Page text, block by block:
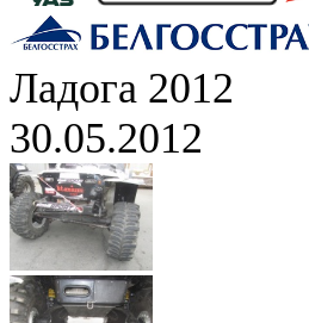
Ладога 2012
30.05.2012